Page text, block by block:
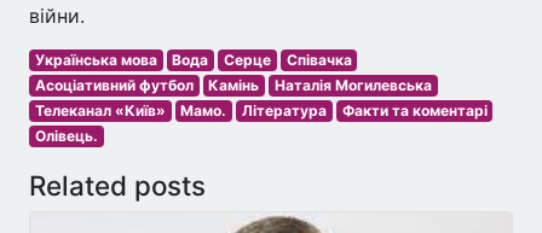
війни.
Українська мова Вода Серце
Співачка
Асоціативний футбол
Камінь
Наталія Могилевська
Телеканал «Київ»
Мамо. Література
Факти та коментарі
Олівець.
Related posts